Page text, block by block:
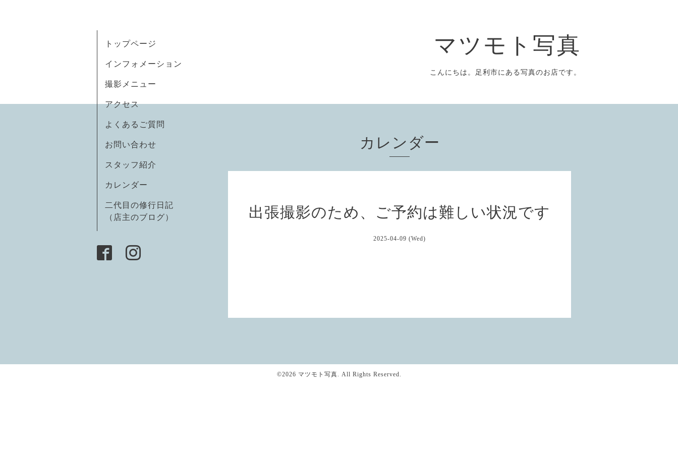
マツモト写真
こんにちは。足利市にある写真のお店です。
トップページ
インフォメーション
撮影メニュー
アクセス
よくあるご質問
お問い合わせ
スタッフ紹介
カレンダー
二代目の修行日記
（店主のブログ）
カレンダー
出張撮影のため、ご予約は難しい状況です
2025-04-09 (Wed)
©2026 マツモト写真 . All Rights Reserved.